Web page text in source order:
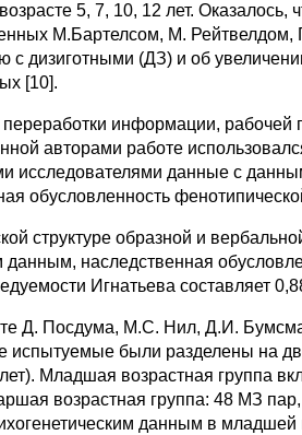
5, 7, 10, 12 лет. Оказалось,
М.Бартелсом, М.
дизиготными (ДЗ) и об
[10].
информации,
авторами работе
исследователями данные с
обусловленность
структуре образной и
наследственная
Игнатьева составляет
Д. Посдума, М.С. Нил, Д.И.
испытуемые были разделены на
Младшая возрастная группа
возрастная группа: 48 МЗ
данным в